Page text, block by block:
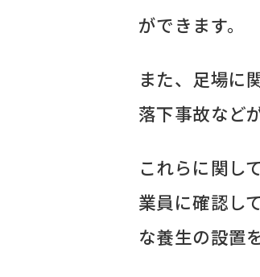
ができます。
また、足場に
落下事故など
これらに関し
業員に確認し
な養生の設置